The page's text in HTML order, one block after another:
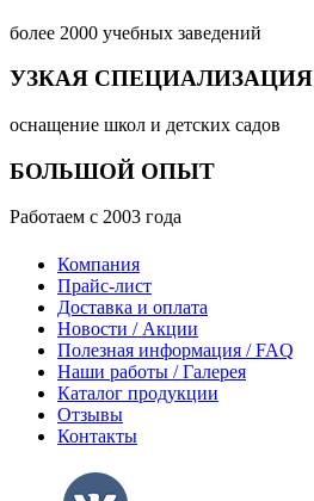
более 2000 учебных заведений
УЗКАЯ СПЕЦИАЛИЗАЦИЯ
оснащение школ и детских садов
БОЛЬШОЙ ОПЫТ
Работаем с 2003 года
Компания
Прайс-лист
Доставка и оплата
Новости / Акции
Полезная информация / FAQ
Наши работы / Галерея
Каталог продукции
Отзывы
Контакты